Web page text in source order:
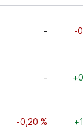
- -
-
-0,20 %